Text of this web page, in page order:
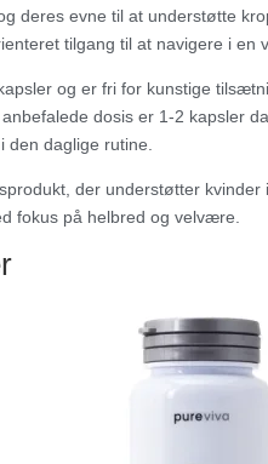
deres evne til at understøtte
tilgang til at navigere i en
og er fri for kunstige
dosis er 1-2 kapsler
den daglige rutine.
der understøtter
fokus på helbred og velvære.